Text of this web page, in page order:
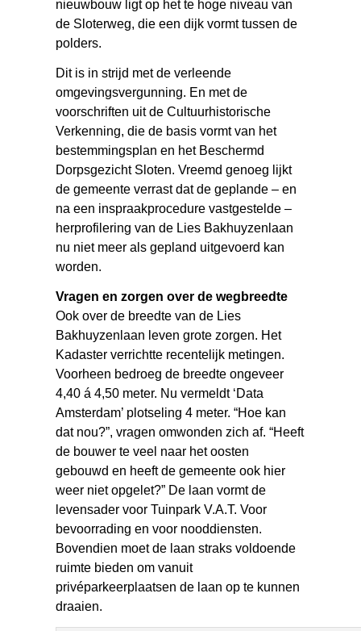
nieuwbouw ligt op het te hoge niveau van
de Sloterweg, die een dijk vormt tussen de
polders.
Dit is in strijd met de verleende
omgevingsvergunning. En met de
voorschriften uit de Cultuurhistorische
Verkenning, die de basis vormt van het
bestemmingsplan en het Beschermd
Dorpsgezicht Sloten. Vreemd genoeg lijkt
de gemeente verrast dat de geplande – en
na een inspraakprocedure vastgestelde –
herprofilering van de Lies Bakhuyzenlaan
nu niet meer als gepland uitgevoerd kan
worden.
Vragen en zorgen over de wegbreedte
Ook over de breedte van de Lies
Bakhuyzenlaan leven grote zorgen. Het
Kadaster verrichtte recentelijk metingen.
Voorheen bedroeg de breedte ongeveer
4,40 á 4,50 meter. Nu vermeldt ‘Data
Amsterdam’ plotseling 4 meter. “Hoe kan
dat nou?”, vragen omwonden zich af. “Heeft
de bouwer te veel naar het oosten
gebouwd en heeft de gemeente ook hier
weer niet opgelet?” De laan vormt de
levensader voor Tuinpark V.A.T. Voor
bevoorrading en voor nooddiensten.
Bovendien moet de laan straks voldoende
ruimte bieden om vanuit
privéparkeerplaatsen de laan op te kunnen
draaien.